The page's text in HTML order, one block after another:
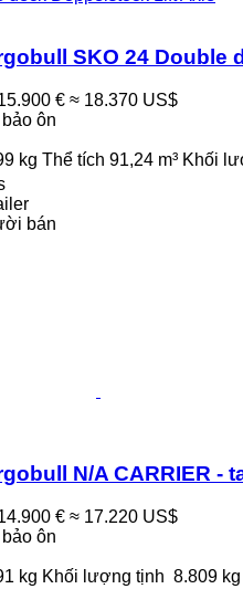
SKO 24 Double
€ ≈ 18.370 US$
ôn
kg Thể tích 91,24 m³ Khối
bán
N/A CARRIER -
€ ≈ 17.220 US$
ôn
kg Khối lượng tịnh 8.809 kg